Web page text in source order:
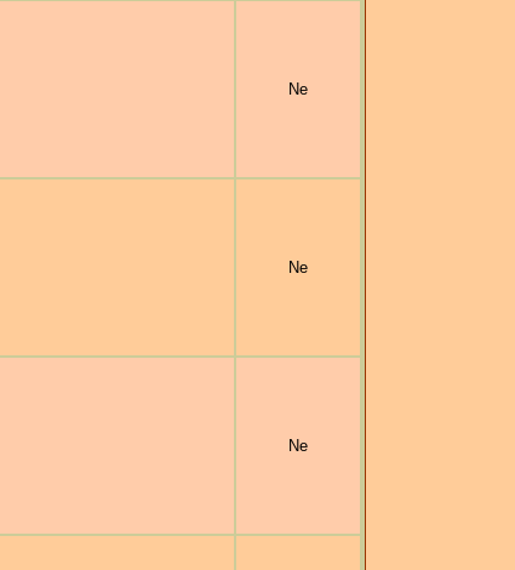
Ne
Ne
Ne